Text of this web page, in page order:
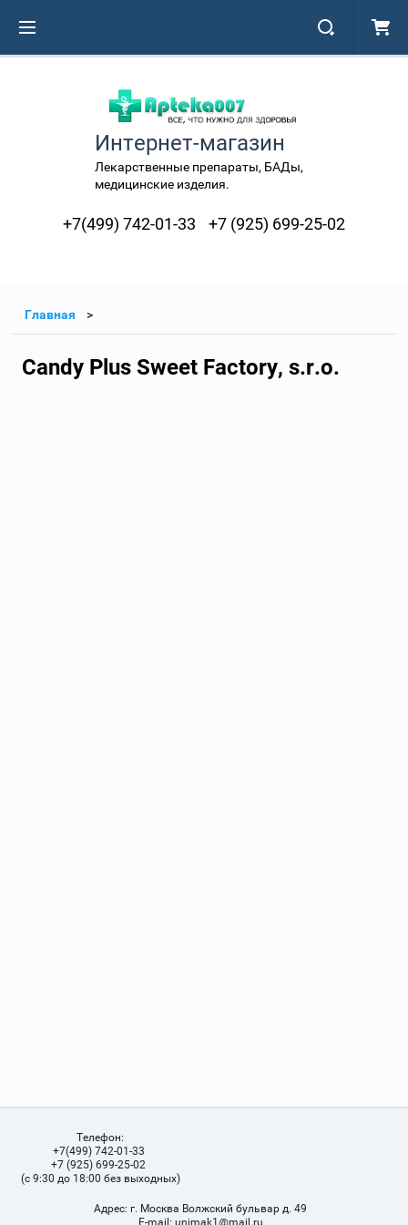
Интернет-магазин
Лекарственные препараты, БАДы,
медицинские изделия.
+7(499) 742-01-33 +7 (925) 699-25-02
Главная
Candy Plus Sweet Factory, s.r.o.
Телефон:
+7(499) 742-01-33
+7 (925) 699-25-02
(с 9:30 до 18:00 без выходных)
Адрес: г. Москва Волжский бульвар д. 49
Е-mail: unimak1@mail.ru